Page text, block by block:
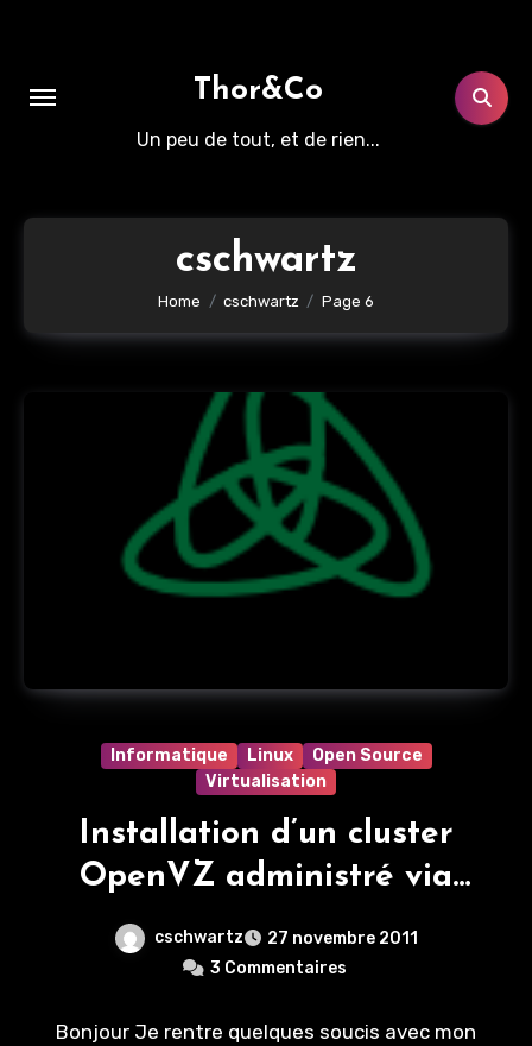
Thor&Co
Un peu de tout, et de rien...
cschwartz
Home cschwartz Page 6
Informatique Linux
Open Source
Virtualisation
Installation d’un cluster
OpenVZ administré via
OpenVZ Web Panel
cschwartz
27 novembre 2011
3 Commentaires
Bonjour Je rentre quelques soucis avec mon